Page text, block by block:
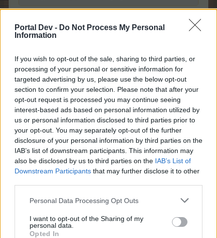
Portal Dev - Do Not Process My Personal
Information
If you wish to opt-out of the sale, sharing to third parties, or
processing of your personal or sensitive information for
targeted advertising by us, please use the below opt-out
section to confirm your selection. Please note that after your
opt-out request is processed you may continue seeing
interest-based ads based on personal information utilized by
us or personal information disclosed to third parties prior to
your opt-out. You may separately opt-out of the further
disclosure of your personal information by third parties on the
IAB’s list of downstream participants. This information may
also be disclosed by us to third parties on the IAB’s List of
Downstream Participants that may further disclose it to other
Personal Data Processing Opt Outs
I want to opt-out of the Sharing of my
personal data.
Opted In
der Support hat auf deine Farm geschaut und sagt du
Drehs gemacht.
12 März 2026
roteelster
Kaiser des Forums
Zitat von Elwetritsch:↑
der Support hat auf deine Farm geschaut und sagt du hast heute
Es geht nicht um meine Farm.
Habe das Problem auf 2 kleinen Farmen festgestellt.